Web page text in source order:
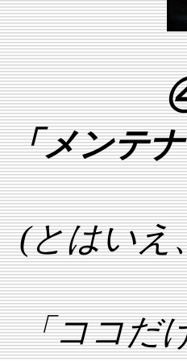
「メンテ
(とはいえ
「ココだ